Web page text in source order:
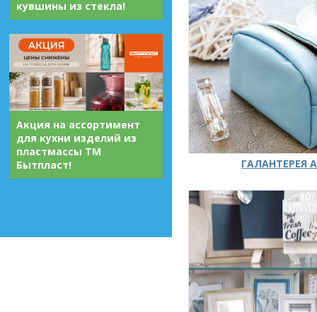
кувшины из стекла!
Акция на ассортимент
для кухни изделий из
пластмассы ТМ
Бытпласт!
ГАЛАНТЕРЕЯ